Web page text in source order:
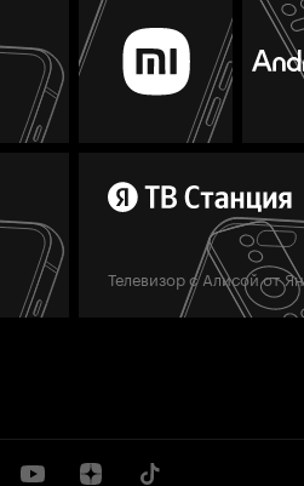
Телевизор с Алисой от